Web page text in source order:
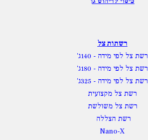
רשת צל לפי מידה- 140ג'
רשת צל לפי מידה - 180ג'
רשת צל לפי מידה - 325ג'
רשת צל מקצועית
רשת צל משולשת
רשת הצללה
Nano-X
מפרשי הצללה Nano-S